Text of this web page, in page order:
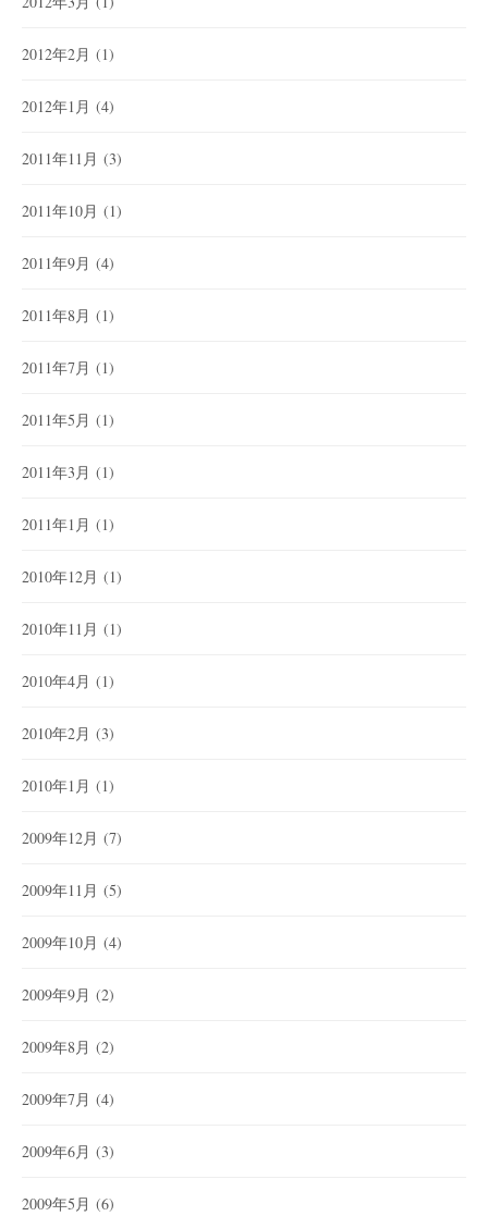
2012年2月 (1)
2012年1月 (4)
2011年11月 (3)
2011年10月 (1)
2011年9月 (4)
2011年8月 (1)
2011年7月 (1)
2011年5月 (1)
2011年3月 (1)
2011年1月 (1)
2010年12月 (1)
2010年11月 (1)
2010年4月 (1)
2010年2月 (3)
2010年1月 (1)
2009年12月 (7)
2009年11月 (5)
2009年10月 (4)
2009年9月 (2)
2009年8月 (2)
2009年7月 (4)
2009年6月 (3)
2009年5月 (6)